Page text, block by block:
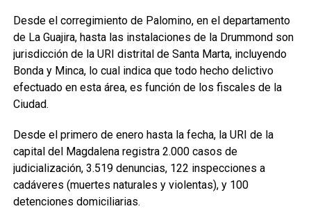
Desde el corregimiento de Palomino, en el departamento
de La Guajira, hasta las instalaciones de la Drummond son
jurisdicción de la URI distrital de Santa Marta, incluyendo
Bonda y Minca, lo cual indica que todo hecho delictivo
efectuado en esta área, es función de los fiscales de la
Ciudad.
Desde el primero de enero hasta la fecha, la URI de la
capital del Magdalena registra 2.000 casos de
judicialización, 3.519 denuncias, 122 inspecciones a
cadáveres (muertes naturales y violentas), y 100
detenciones domiciliarias.